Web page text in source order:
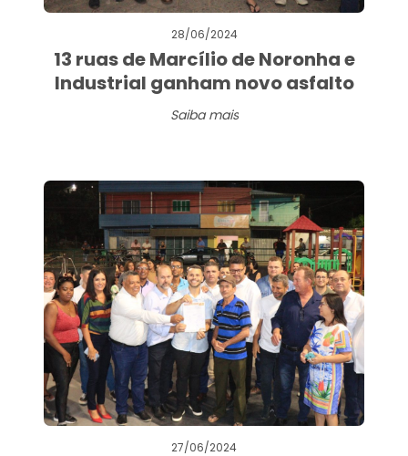
28/06/2024
13 ruas de Marcílio de Noronha e
Industrial ganham novo asfalto
Saiba mais
27/06/2024